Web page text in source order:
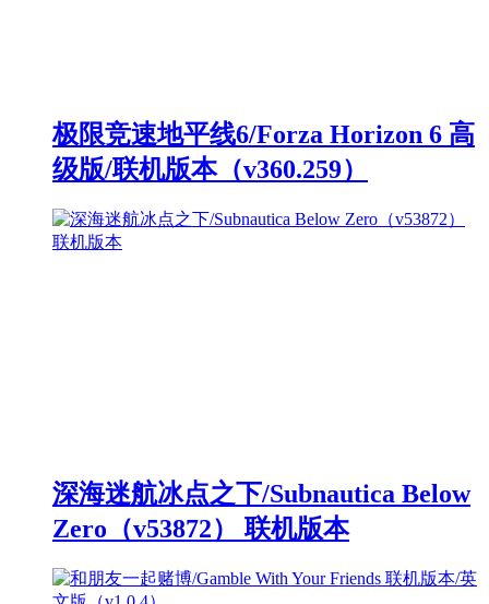
极限竞速地平线6/Forza Horizon 6 高
级版/联机版本（v360.259）
深海迷航冰点之下/Subnautica Below
Zero（v53872） 联机版本